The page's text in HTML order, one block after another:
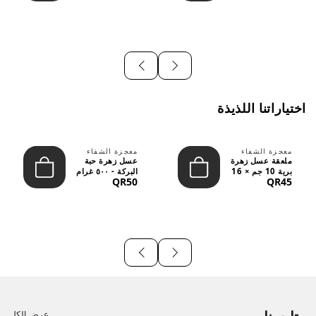
اختياراتنا اللذيذة
معجزة الشفاء
ملعقة عسل زهرة
برية 10 جم × 16
قطعة
QR45
معجزة الشفاء
عسل زهرة حبة
البركة - ٥٠٠ غرام
QR50